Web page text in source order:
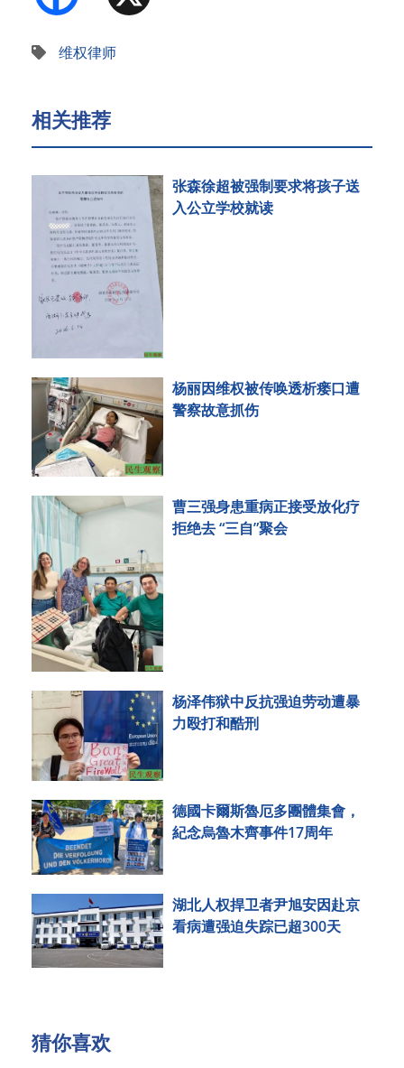
维权律师
相关推荐
张森徐超被强制要求将孩子送
入公立学校就读
杨丽因维权被传唤透析瘘口遭
警察故意抓伤
曹三强身患重病正接受放化疗
拒绝去 “三自”聚会
杨泽伟狱中反抗强迫劳动遭暴
力殴打和酷刑
德國卡爾斯魯厄多團體集會，
紀念烏魯木齊事件17周年
湖北人权捍卫者尹旭安因赴京
看病遭强迫失踪已超300天
猜你喜欢